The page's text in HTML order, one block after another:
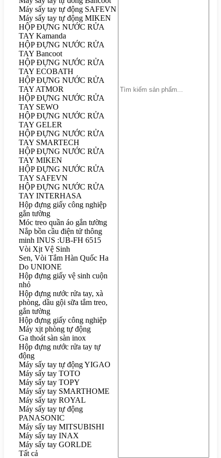
Máy sấy tay tự động SAFEVN
Máy sấy tay tự động MIKEN
HỘP ĐỰNG NƯỚC RỬA
TAY Kamanda
HỘP ĐỰNG NƯỚC RỬA
TAY Bancoot
HỘP ĐỰNG NƯỚC RỬA
TAY ECOBATH
HỘP ĐỰNG NƯỚC RỬA
TAY ATMOR
HỘP ĐỰNG NƯỚC RỬA
TAY SEWO
HỘP ĐỰNG NƯỚC RỬA
TAY GELER
HỘP ĐỰNG NƯỚC RỬA
TAY SMARTECH
HỘP ĐỰNG NƯỚC RỬA
TAY MIKEN
HỘP ĐỰNG NƯỚC RỬA
TAY SAFEVN
HỘP ĐỰNG NƯỚC RỬA
TAY INTERHASA
Hộp đựng giấy công nghiệp
gắn tường
Móc treo quần áo gắn tường
Nắp bồn cầu điện tử thông
minh INUS :UB-FH 6515
Vòi Xịt Vệ Sinh
Sen, Vòi Tắm Hàn Quốc Ha
Do UNIONE
Hộp đựng giấy vệ sinh cuộn
nhỏ
Hộp đựng nước rửa tay, xà
phòng, dầu gội sữa tắm treo,
gắn tường
Hộp đựng giấy công nghiệp
Máy xịt phòng tự động
Ga thoát sàn sàn inox
Hộp đựng nước rửa tay tự
động
Máy sấy tay tự động YIGAO
Máy sấy tay TOTO
Máy sấy tay TOPY
Máy sấy tay SMARTHOME
Máy sấy tay ROYAL
Máy sấy tay tự động
PANASONIC
Máy sấy tay MITSUBISHI
Máy sấy tay INAX
Máy sấy tay GORLDE
Tất cả